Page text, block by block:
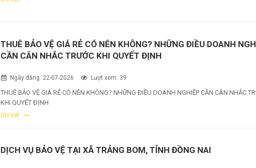
THUÊ BẢO VỆ GIÁ RẺ CÓ NÊN KHÔNG? NHỮNG ĐIỀU DOANH
CẦN CÂN NHẮC TRƯỚC KHI QUYẾT ĐỊNH
Ngày đăng: 22-07-2026 Lượt xem: 39
THUÊ BẢO VỆ GIÁ RẺ CÓ NÊN KHÔNG? NHỮNG ĐIỀU DOANH NGHIỆP CẦN CÂN NHẮC
KHI QUYẾT ĐỊNH
Chi tiết
DỊCH VỤ BẢO VỆ TẠI XÃ TRẢNG BOM, TỈNH ĐỒNG NAI